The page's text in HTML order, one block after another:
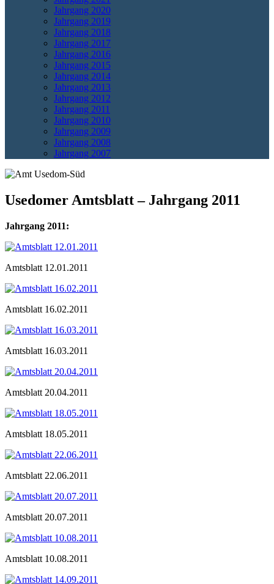
Jahrgang 2020
Jahrgang 2019
Jahrgang 2018
Jahrgang 2017
Jahrgang 2016
Jahrgang 2015
Jahrgang 2014
Jahrgang 2013
Jahrgang 2012
Jahrgang 2011
Jahrgang 2010
Jahrgang 2009
Jahrgang 2008
Jahrgang 2007
Usedomer Amtsblatt – Jahrgang 2011
Jahrgang 2011:
Amtsblatt 12.01.2011
Amtsblatt 16.02.2011
Amtsblatt 16.03.2011
Amtsblatt 20.04.2011
Amtsblatt 18.05.2011
Amtsblatt 22.06.2011
Amtsblatt 20.07.2011
Amtsblatt 10.08.2011